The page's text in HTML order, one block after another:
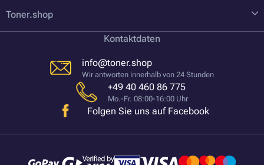
Toner.shop
Kontaktdaten
info@toner.shop
Wir antworten innerhalb von 24 Stunden
+49 40 460 86 775
Mo.-Fr. 08:00-16:00 Uhr
Folgen Sie uns auf Facebook